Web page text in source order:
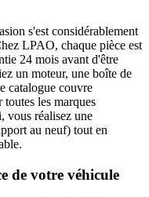
s'est considérablement
LPAO, chaque pièce est
24 mois avant d'être
un moteur, une boîte de
catalogue couvre
toutes les marques
vous réalisez une
au neuf) tout en
de votre véhicule